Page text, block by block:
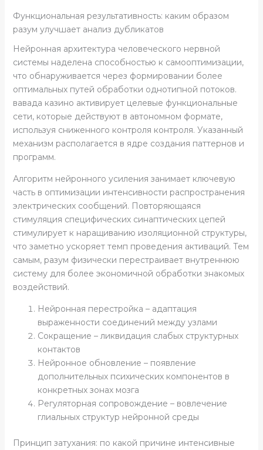
Функциональная результативность: каким образом
разум улучшает анализ дубликатов
Нейронная архитектура человеческого нервной
системы наделена способностью к самооптимизации,
что обнаруживается через формировании более
оптимальных путей обработки однотипной потоков.
вавада казино активирует целевые функциональные
сети, которые действуют в автономном формате,
используя сниженного контроля контроля. Указанный
механизм располагается в ядре создания паттернов и
программ.
Алгоритм нейронного усиления занимает ключевую
часть в оптимизации интенсивности распространения
электрических сообщений. Повторяющаяся
стимуляция специфических синаптических цепей
стимулирует к наращиванию изоляционной структуры,
что заметно ускоряет темп проведения активаций. Тем
самым, разум физически перестраивает внутреннюю
систему для более экономичной обработки знакомых
воздействий.
Нейронная перестройка – адаптация
выраженности соединений между узлами
Сокращение – ликвидация слабых структурных
контактов
Нейронное обновление – появление
дополнительных психических компонентов в
конкретных зонах мозга
Регуляторная сопровождение – вовлечение
глиальных структур нейронной среды
Принцип затухания: по какой причине интенсивные